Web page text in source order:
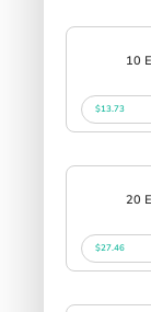
10
$13.73
20
$27.46